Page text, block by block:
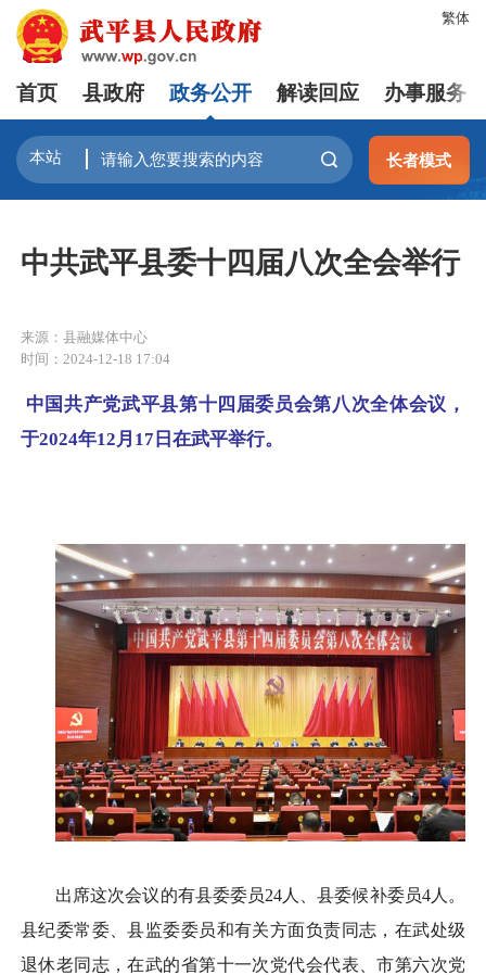
繁体
首页 县政府 政务公开 解读回应 办事服务
长者模式
中共武平县委十四届八次全会举行
来源：县融媒体中心
时间：2024-12-18 17:04
中国共产党武平县第十四届委员会第八次全体会议，
于2024年12月17日在武平举行。
出席这次会议的有县委委员24人、县委候补委员4人。
县纪委常委、县监委委员和有关方面负责同志，在武处级
退休老同志，在武的省第十一次党代会代表、市第六次党